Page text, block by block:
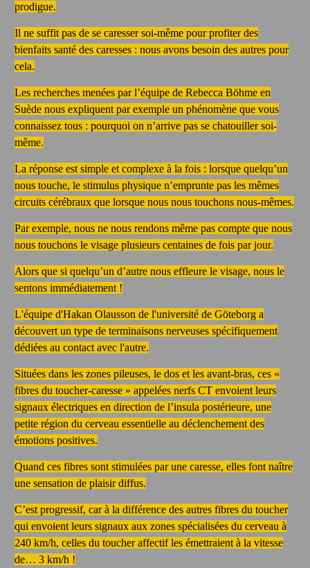
prodigue.
Il ne suffit pas de se caresser soi-même pour profiter des
bienfaits santé des caresses : nous avons besoin des autres pour
cela.
Les recherches menées par l’équipe de Rebecca Böhme en
Suède nous expliquent par exemple un phénomène que vous
connaissez tous : pourquoi on n’arrive pas se chatouiller soi-
même.
La réponse est simple et complexe à la fois : lorsque quelqu’un
nous touche, le stimulus physique n’emprunte pas les mêmes
circuits cérébraux que lorsque nous nous touchons nous-mêmes.
Par exemple, nous ne nous rendons même pas compte que nous
nous touchons le visage plusieurs centaines de fois par jour.
Alors que si quelqu’un d’autre nous effleure le visage, nous le
sentons immédiatement !
L'équipe d'Hakan Olausson de l'université de Göteborg a
découvert un type de terminaisons nerveuses spécifiquement
dédiées au contact avec l'autre.
Situées dans les zones pileuses, le dos et les avant-bras, ces «
fibres du toucher-caresse » appelées nerfs CT envoient leurs
signaux électriques en direction de l’insula postérieure, une
petite région du cerveau essentielle au déclenchement des
émotions positives.
Quand ces fibres sont stimulées par une caresse, elles font naître
une sensation de plaisir diffus.
C’est progressif, car à la différence des autres fibres du toucher
qui envoient leurs signaux aux zones spécialisées du cerveau à
240 km/h, celles du toucher affectif les émettraient à la vitesse
de… 3 km/h !